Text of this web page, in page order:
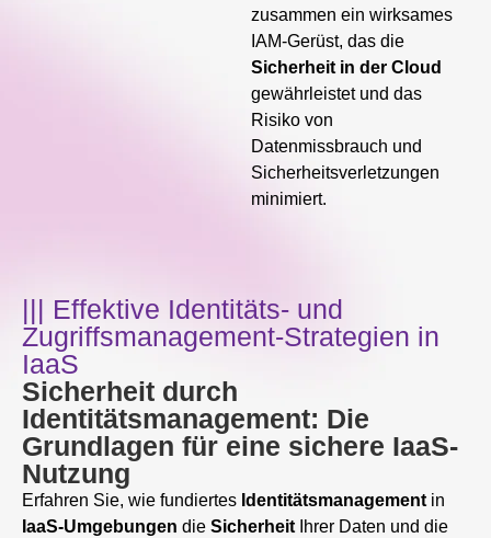
zusammen ein wirksames
IAM-Gerüst, das die
Sicherheit in der Cloud
gewährleistet und das
Risiko von
Datenmissbrauch und
Sicherheitsverletzungen
minimiert.
||| Effektive Identitäts- und
Zugriffsmanagement-Strategien in
IaaS
Sicherheit durch
Identitätsmanagement: Die
Grundlagen für eine sichere IaaS-
Nutzung
Erfahren Sie, wie fundiertes Identitätsmanagement in
IaaS-Umgebungen die Sicherheit Ihrer Daten und die